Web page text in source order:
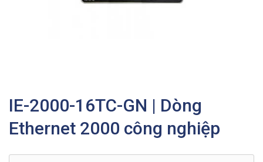
IE-2000-16TC-GN | Dòng
Ethernet 2000 công nghiệp